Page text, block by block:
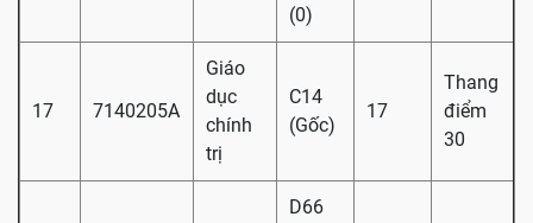
(0)
17 7140205A
Giáo
dục
chính
trị
C14
(Gốc)
17
Thang
điểm
30
D66